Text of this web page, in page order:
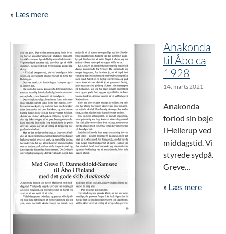
» Læs mere
Anakonda
til Åbo ca
1928
14. marts 2021
Anakonda
forlod sin bøje
i Hellerup ved
middagstid. Vi
styrede sydpå.
Greve…
» Læs mere